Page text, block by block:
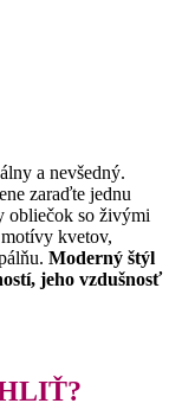
a nevšedný.
zaraďte jednu
obliečok so živými
kvetov,
Moderný štýl
jeho vzdušnosť